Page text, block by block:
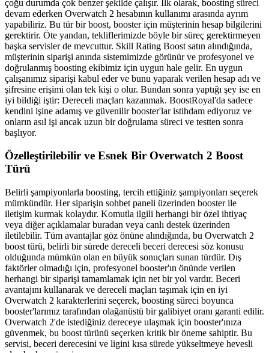
çoğu durumda çok benzer şekilde çalışır. İlk olarak, boosting süreci
devam ederken Overwatch 2 hesabının kullanımı arasında ayrım
yapabiliriz. Bu tür bir boost, booster için müşterinin hesap bilgilerini
gerektirir. Öte yandan, tekliflerimizde böyle bir süreç gerektirmeyen
başka servisler de mevcuttur. Skill Rating Boost satın alındığında,
müşterinin siparişi anında sistemimizde görünür ve profesyonel ve
doğrulanmış boosting ekibimiz için uygun hale gelir. En uygun
çalışanımız siparişi kabul eder ve bunu yaparak verilen hesap adı ve
şifresine erişimi olan tek kişi o olur. Bundan sonra yaptığı şey ise en
iyi bildiği iştir: Dereceli maçları kazanmak. BoostRoyal'da sadece
kendini işine adamış ve güvenilir booster'lar istihdam ediyoruz ve
onların asıl işi ancak uzun bir doğrulama süreci ve testten sonra
başlıyor.
Özelleştirilebilir ve Esnek Bir Overwatch 2 Boost
Türü
Belirli şampiyonlarla boosting, tercih ettiğiniz şampiyonları seçerek
mümkündür. Her siparişin sohbet paneli üzerinden booster ile
iletişim kurmak kolaydır. Komutla ilgili herhangi bir özel ihtiyaç
veya diğer açıklamalar buradan veya canlı destek üzerinden
iletilebilir. Tüm avantajlar göz önüne alındığında, bu Overwatch 2
boost türü, belirli bir sürede dereceli beceri derecesi söz konusu
olduğunda mümkün olan en büyük sonuçları sunan türdür. Dış
faktörler olmadığı için, profesyonel booster'ın önünde verilen
herhangi bir siparişi tamamlamak için net bir yol vardır. Beceri
avantajını kullanarak ve dereceli maçları taşımak için en iyi
Overwatch 2 karakterlerini seçerek, boosting süreci boyunca
booster'larımız tarafından olağanüstü bir galibiyet oranı garanti edilir.
Overwatch 2'de istediğiniz dereceye ulaşmak için booster'ınıza
güvenmek, bu boost türünü seçerken kritik bir öneme sahiptir. Bu
servisi, beceri derecesini ve ligini kısa sürede yükseltmeye hevesli